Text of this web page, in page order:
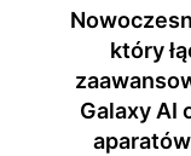
który
Galaxy AI